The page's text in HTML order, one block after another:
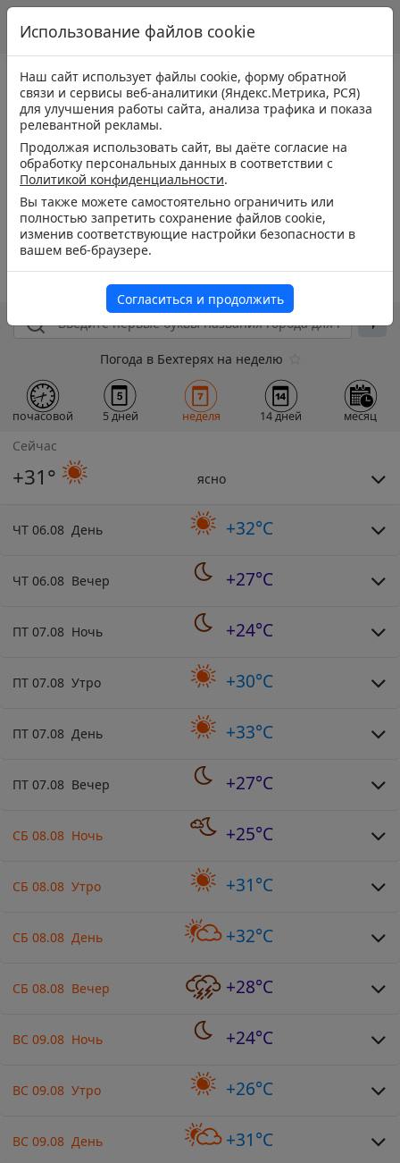
Погода в Бехтерях на неделю
почасовой 5 дней неделя 14 дней месяц
Сейчас
+31° ясно
ЧТ 06.08 День +32°C
ЧТ 06.08 Вечер +27°C
ПТ 07.08 Ночь +24°C
ПТ 07.08 Утро +30°C
ПТ 07.08 День +33°C
ПТ 07.08 Вечер +27°C
СБ 08.08 Ночь +25°C
СБ 08.08 Утро +31°C
СБ 08.08 День +32°C
СБ 08.08 Вечер +28°C
ВС 09.08 Ночь +24°C
ВС 09.08 Утро +26°C
ВС 09.08 День +31°C
Использование файлов cookie
Наш сайт использует файлы cookie, форму обратной
связи и сервисы веб-аналитики (Яндекс.Метрика, РСЯ)
для улучшения работы сайта, анализа трафика и показа
релевантной рекламы.
Продолжая использовать сайт, вы даёте согласие на
обработку персональных данных в соответствии с
Политикой конфиденциальности.
Вы также можете самостоятельно ограничить или
полностью запретить сохранение файлов cookie,
изменив соответствующие настройки безопасности в
вашем веб-браузере.
Согласиться и продолжить